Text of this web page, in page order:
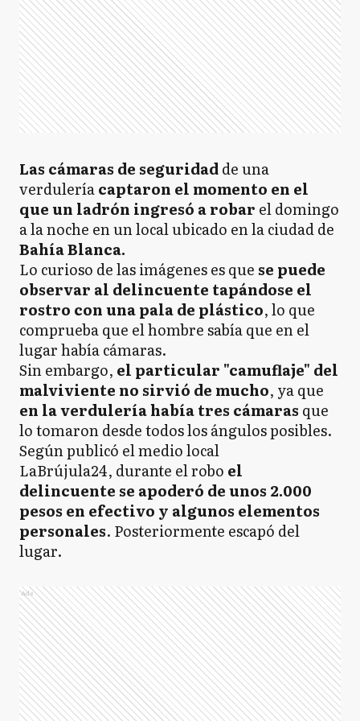
Las cámaras de seguridadde una
verduleríacaptaron el momento en el
que un ladrón ingresó a robar el domingo
a la noche en un local ubicado en la ciudad de
Bahía Blanca.
Lo curioso de las imágenes es que se puede
observar al delincuente tapándose el
rostro con una pala de plástico, lo que
comprueba que el hombre sabía que en el
lugar había cámaras.
Sin embargo, el particular "camuflaje" del
malviviente no sirvió de mucho, ya que
en la verdulería había tres cámaras que
lo tomaron desde todos los ángulos posibles.
Según publicó el medio local
LaBrújula24, durante el robo el
delincuente se apoderó de unos 2.000
pesos en efectivo y algunos elementos
personales. Posteriormente escapó del
lugar.
Ads